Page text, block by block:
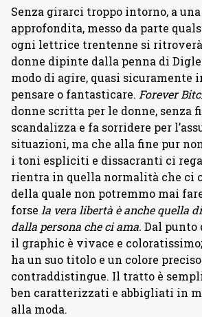
Senza girarci troppo intorno, a
approfondita, messo da parte
ogni lettrice trentenne si
donne dipinte dalla penna di
modo di agire, quasi sicuramente
pensare o fantasticare. Forever
donne scritta per le donne, senza
scandalizza e fa sorridere per
situazioni, ma che alla fine pur
i toni espliciti e dissacranti ci
rientra in quella normalità che ci
della quale non potremmo mai
forse la vera libertà è anche quella
dalla persona che ci ama. Dal
il graphic è vivace e
ha un suo titolo e un colore
contraddistingue. Il tratto è
ben caratterizzati e abbigliati in
alla moda.